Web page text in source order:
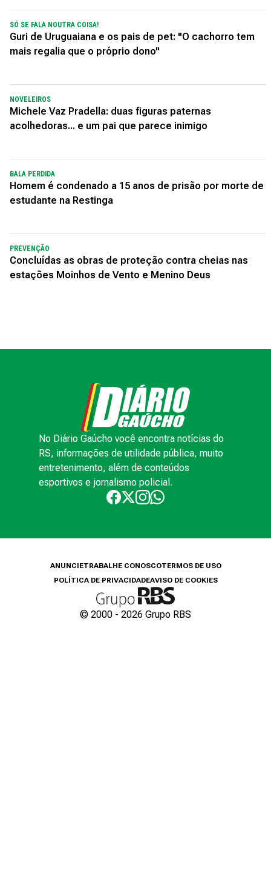
SÓ SE FALA NOUTRA COISA!
Guri de Uruguaiana e os pais de pet: "O cachorro tem
mais regalia que o próprio dono"
NOVELEIROS
Michele Vaz Pradella: duas figuras paternas
acolhedoras... e um pai que parece inimigo
BALA PERDIDA
Homem é condenado a 15 anos de prisão por morte de
estudante na Restinga
PREVENÇÃO
Concluídas as obras de proteção contra cheias nas
estações Moinhos de Vento e Menino Deus
No Diário Gaúcho você encontra notícias do
RS, informações de utilidade pública, muito
entretenimento, além de conteúdos
esportivos e jornalismo policial.
ANUNCIETRABALHE CONOSCOTERMOS DE USO
POLÍTICA DE PRIVACIDADEAVISO DE COOKIES
© 2000 - 2026 Grupo RBS